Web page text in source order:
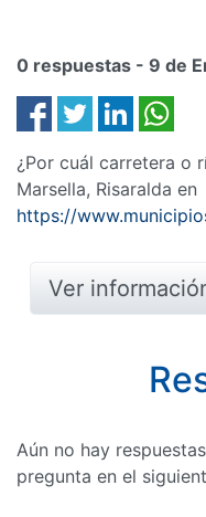
0 respuestas - 9 de
¿Por cuál carretera o
Marsella, Risaralda en
https://
Ver
Aún no hay
pregunta en el